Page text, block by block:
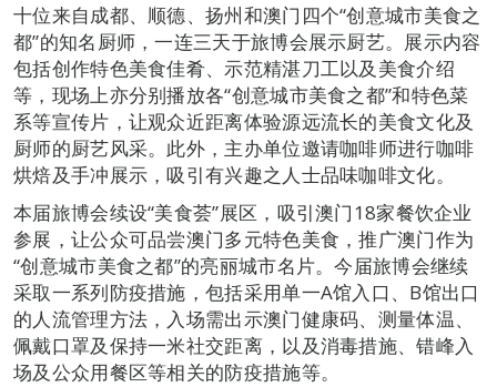
十位来自成都、顺德、扬州和澳门四个“创意城市美食之
都”的知名厨师，一连三天于旅博会展示厨艺。展示内容
包括创作特色美食佳肴、示范精湛刀工以及美食介绍
等，现场上亦分别播放各“创意城市美食之都”和特色菜
系等宣传片，让观众近距离体验源远流长的美食文化及
厨师的厨艺风采。此外，主办单位邀请咖啡师进行咖啡
烘焙及手冲展示，吸引有兴趣之人士品味咖啡文化。
本届旅博会续设“美食荟”展区，吸引澳门18家餐饮企业
参展，让公众可品尝澳门多元特色美食，推广澳门作为
“创意城市美食之都”的亮丽城市名片。今届旅博会继续
采取一系列防疫措施，包括采用单一A馆入口、B馆出口
的人流管理方法，入场需出示澳门健康码、测量体温、
佩戴口罩及保持一米社交距离，以及消毒措施、错峰入
场及公众用餐区等相关的防疫措施等。